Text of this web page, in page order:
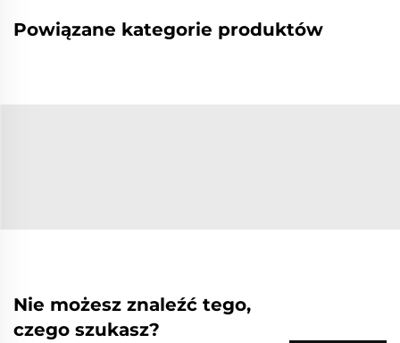
Powiązane kategorie produktów
Nie możesz znaleźć tego,
czego szukasz?